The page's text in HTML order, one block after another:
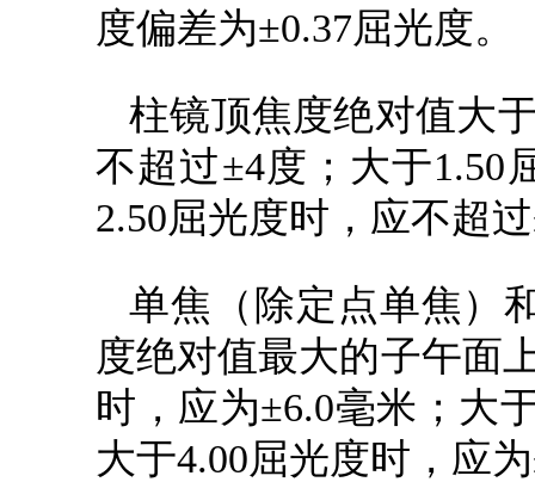
度偏差为±0.37屈光度。
柱镜顶焦度绝对值大
不超过±4度；大于1.50
2.50屈光度时，应不超
单焦（除定点单焦）
度绝对值最大的子午面
时，应为±6.0毫米；大
大于4.00屈光度时，应